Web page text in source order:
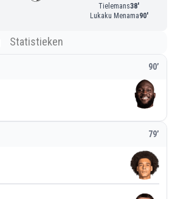
Tielemans38'
Lukaku Menama90'
Statistieken
90’
79’